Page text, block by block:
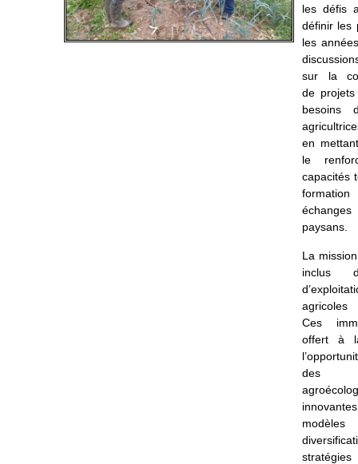
les défis
définir les
les
sur la
de
besoins
en
le
capacités
paysans.
La
inclus
Ces
offert à
des